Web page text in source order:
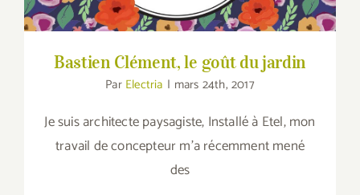
Bastien Clément, le goût du jardin
Par Electria | mars 24th, 2017
Je suis architecte paysagiste, Installé à Etel, mon
travail de concepteur m’a récemment mené
des